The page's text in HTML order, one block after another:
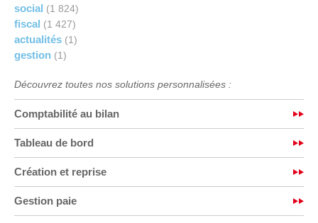
social (1 824)
fiscal (1 427)
actualités (1)
gestion (1)
Découvrez toutes nos solutions personnalisées :
Comptabilité au bilan
Tableau de bord
Création et reprise
Gestion paie